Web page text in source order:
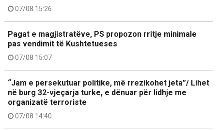
07/08 15:26
Pagat e magjistratëve, PS propozon rritje minimale
pas vendimit të Kushtetueses
07/08 15:07
“Jam e persekutuar politike, më rrezikohet jeta”/ Lihet
në burg 32-vjeçarja turke, e dënuar për lidhje me
organizatë terroriste
07/08 14:40